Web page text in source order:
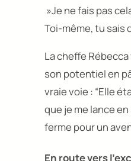
»Je ne fais pas
Toi-même, tu sais
La cheffe
son potentiel en
vraie voie : “Elle
que je me lance
ferme pour un
En route vers